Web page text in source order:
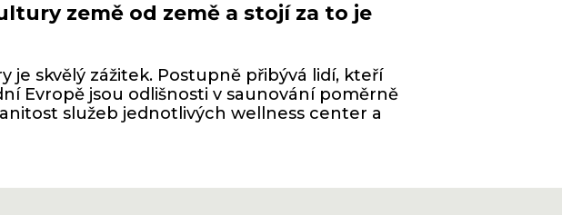
země od země a stojí za to je
skvělý zážitek. Postupně přibývá lidí, kteří
Evropě jsou odlišnosti v saunování poměrně
služeb jednotlivých wellness center a